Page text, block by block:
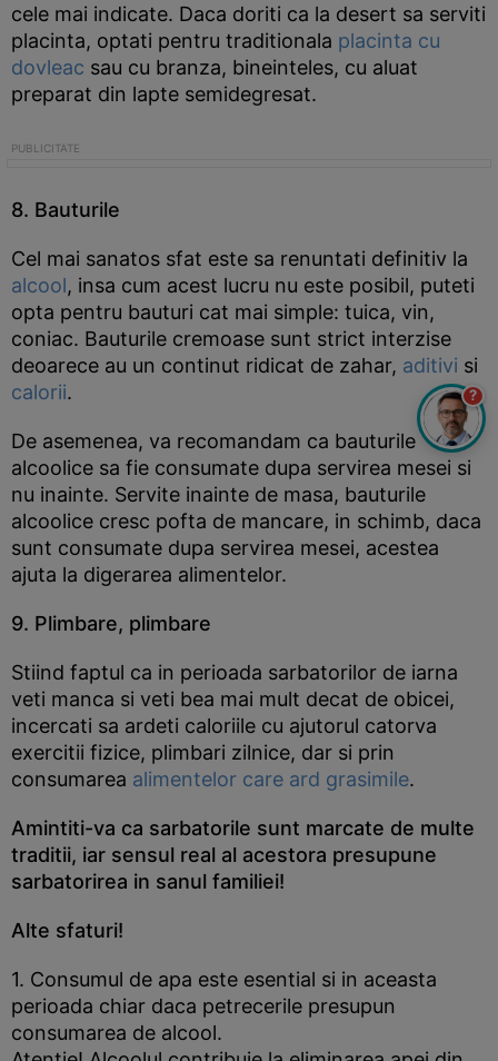
cele mai indicate. Daca doriti ca la desert sa serviti
placinta, optati pentru traditionala placinta cu
dovleac sau cu branza, bineinteles, cu aluat
preparat din lapte semidegresat.
8. Bauturile
Cel mai sanatos sfat este sa renuntati definitiv la
alcool, insa cum acest lucru nu este posibil, puteti
opta pentru bauturi cat mai simple: tuica, vin,
coniac. Bauturile cremoase sunt strict interzise
deoarece au un continut ridicat de zahar, aditivi si
calorii.
De asemenea, va recomandam ca bauturile
alcoolice sa fie consumate dupa servirea mesei si
nu inainte. Servite inainte de masa, bauturile
alcoolice cresc pofta de mancare, in schimb, daca
sunt consumate dupa servirea mesei, acestea
ajuta la digerarea alimentelor.
9. Plimbare, plimbare
Stiind faptul ca in perioada sarbatorilor de iarna
veti manca si veti bea mai mult decat de obicei,
incercati sa ardeti caloriile cu ajutorul catorva
exercitii fizice, plimbari zilnice, dar si prin
consumarea alimentelor care ard grasimile.
Amintiti-va ca sarbatorile sunt marcate de multe
traditii, iar sensul real al acestora presupune
sarbatorirea in sanul familiei!
Alte sfaturi!
1. Consumul de apa este esential si in aceasta
perioada chiar daca petrecerile presupun
consumarea de alcool.
?